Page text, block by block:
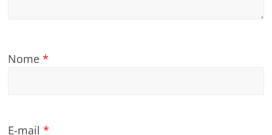
Nome*
E-mail*